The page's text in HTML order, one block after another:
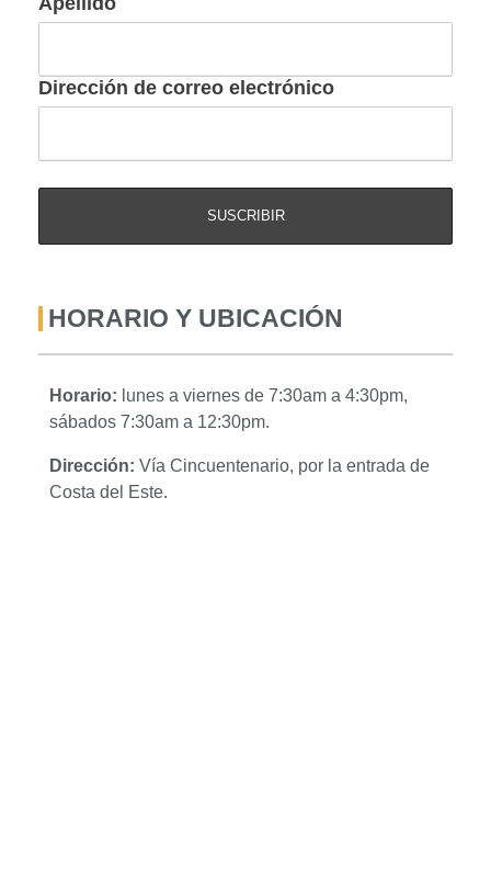
Dirección de correo electrónico
HORARIO Y UBICACIÓN
Horario: lunes a viernes de 7:30am a 4:30pm,
sábados 7:30am a 12:30pm.
Dirección: Vía Cincuentenario, por la entrada de
Costa del Este.